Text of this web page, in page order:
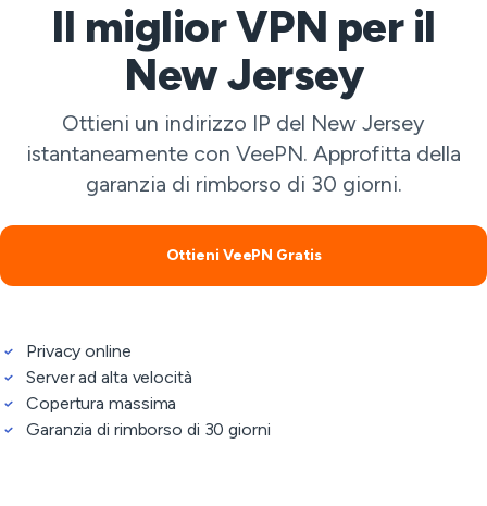
Il miglior VPN per il
New Jersey
Ottieni un indirizzo IP del New Jersey
istantaneamente con VeePN. Approfitta della
garanzia di rimborso di 30 giorni.
Ottieni VeePN Gratis
Privacy online
Server ad alta velocità
Copertura massima
Garanzia di rimborso di 30 giorni